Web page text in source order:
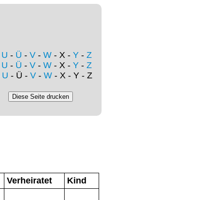
U - Ü - V - W - X - Y - Z
U - Ü - V - W - X - Y - Z
U - Ü - V- W- X - Y - Z
Verheiratet
Kind